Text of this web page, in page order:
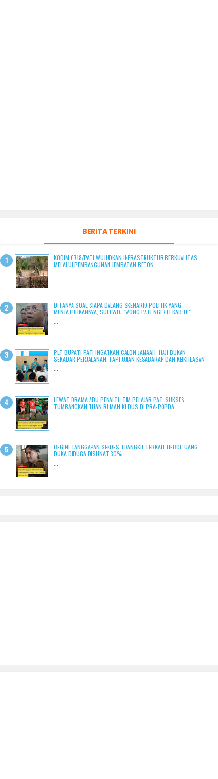
BERITA TERKINI
KODIM 0718/PATI WUJUDKAN INFRASTRUKTUR BERKUALITAS
MELALUI PEMBANGUNAN JEMBATAN BETON
DITANYA SOAL SIAPA DALANG SKENARIO POLITIK YANG
MENJATUHKANNYA, SUDEWO: "WONG PATI NGERTI KABEH!"
PLT BUPATI PATI INGATKAN CALON JAMAAH: HAJI BUKAN
SEKADAR PERJALANAN, TAPI UJIAN KESABARAN DAN KEIKHLASAN
LEWAT DRAMA ADU PENALTI, TIM PELAJAR PATI SUKSES
TUMBANGKAN TUAN RUMAH KUDUS DI PRA-POPDA
BEGINI TANGGAPAN SEKDES TRANGKIL TERKAIT HEBOH UANG
DUKA DIDUGA DISUNAT 30%